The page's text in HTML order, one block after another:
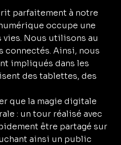
parfaitement à notre
occupe une
vies. Nous utilisons au
Ainsi, nous
impliqués dans les
des tablettes, des
que la magie digitale
: un tour réalisé avec
être partagé sur
ainsi un public